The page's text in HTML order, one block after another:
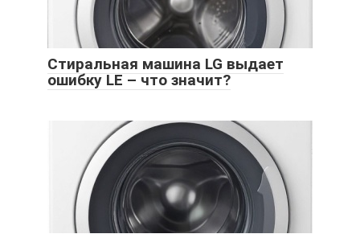
Стиральная машина LG выдает
ошибку LE – что значит?